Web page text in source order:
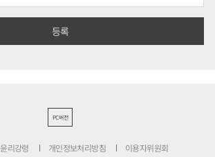
PC버전
윤리강령 개인정보처리방침 이용자위원회